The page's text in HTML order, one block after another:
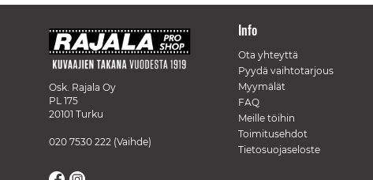
Osk. Rajala Oy
PL 175
20101 Turku
020 7530 222 (Vaihde)
Info
Ota yhteyttä
Pyydä vaihtotarjous
Myymälät
FAQ
Meille töihin
Toimitusehdot
Tietosuojaseloste